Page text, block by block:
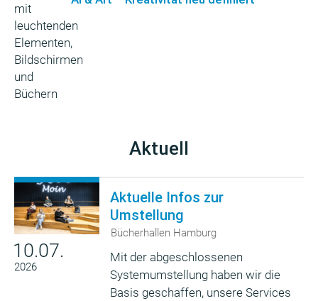
Aktuell
10.07.
2026
Aktuelle Infos zur
Umstellung
Bücherhallen Hamburg
Mit der abgeschlossenen
Systemumstellung haben wir die
Basis geschaffen, unsere Services